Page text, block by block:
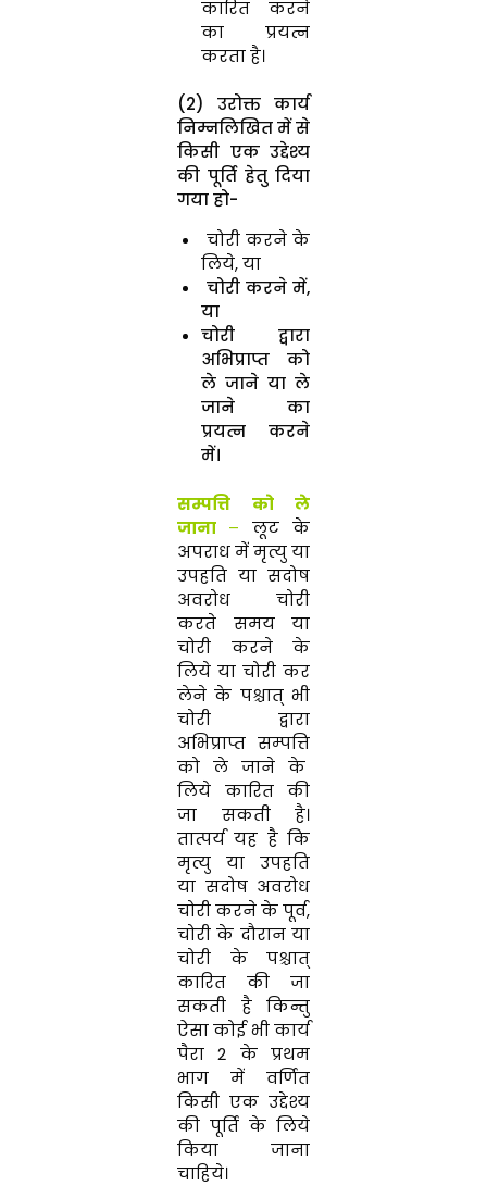
कारित करने
का प्रयत्न
करता है।
(2) उरोक्त कार्य
निम्नलिखित में से
किसी एक उद्देश्य
की पूर्ति हेतु दिया
गया हो-
चोरी करने के
लिये, या
चोरी करने में,
या
चोरी द्वारा
अभिप्राप्त को
ले जाने या ले
जाने का
प्रयत्न करने
में।
सम्पत्ति को ले
जाना – लूट के
अपराध में मृत्यु या
उपहति या सदोष
अवरोध चोरी
करते समय या
चोरी करने के
लिये या चोरी कर
लेने के पश्चात् भी
चोरी द्वारा
अभिप्राप्त सम्पत्ति
को ले जाने के
लिये कारित की
जा सकती है।
तात्पर्य यह है कि
मृत्यु या उपहति
या सदोष अवरोध
चोरी करने के पूर्व,
चोरी के दौरान या
चोरी के पश्चात्
कारित की जा
सकती है किन्तु
ऐसा कोई भी कार्य
पैरा 2 के प्रथम
भाग में वर्णित
किसी एक उद्देश्य
की पूर्ति के लिये
किया जाना
चाहिये।